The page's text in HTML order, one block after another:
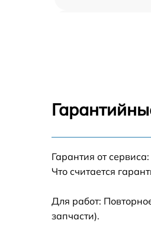
Замена
Замена труб
Гарантия от
Что считается
Для работ:
запчасти).